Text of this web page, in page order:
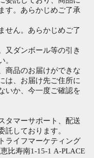
す。あらかじめご了承
せん。あらかじめご了
又ダンボール等の引き
。
商品のお届けができな
は、お届け先ご住所に
いか、今一度ご確認を
タマーサポート、配送
託しております。
ライフマーケティング
比寿南1-15-1 A-PLACE